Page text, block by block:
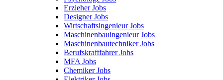
Erzieher Jobs
Designer Jobs
Wirtschaftsingenieur Jobs
Maschinenbauingenieur Jobs
Maschinenbautechniker Jobs
Berufskraftfahrer Jobs
MFA Jobs
Chemiker Jobs